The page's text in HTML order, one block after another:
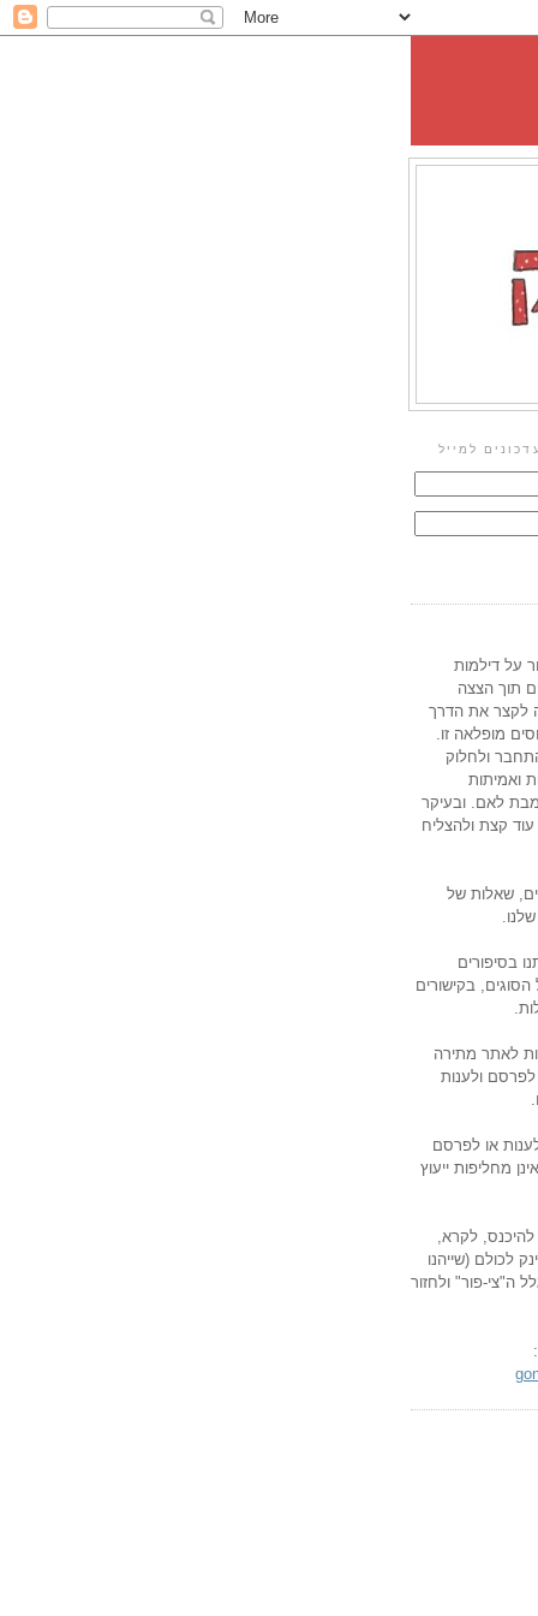
למייל
על דילמות
תוך הצצה
לקצר את הדרך
מופלאה זו.
ולחלוק
ואמיתות
לאם. ובעיקר
קצת ולהצליח
שאלות של
בסיפורים
בקישורים
לאתר מתירה
ולענות
או לפרסם
מחליפות ייעוץ
להיכנס, לקרא,
לכולם (שייהנו
ה"צי-פור" ולחזור